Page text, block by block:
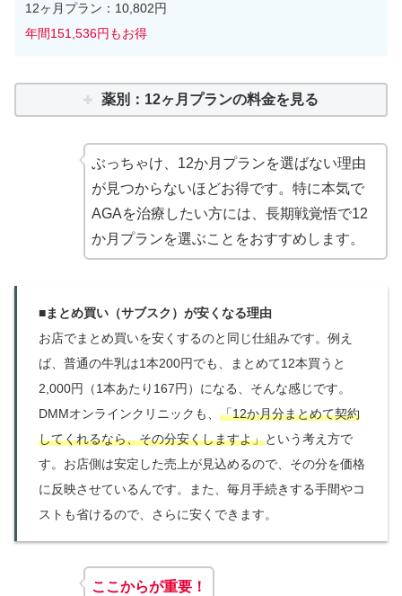
12ヶ月プラン：10,802円
年間151,536円もお得
薬別：12ヶ月プランの料金を見る
ぶっちゃけ、12か月プランを選ばない理由
が見つからないほどお得です。特に本気で
AGAを治療したい方には、長期戦覚悟で12
か月プランを選ぶことをおすすめします。
■まとめ買い（サブスク）が安くなる理由
お店でまとめ買いを安くするのと同じ仕組みです。例え
ば、普通の牛乳は1本200円でも、まとめて12本買うと
2,000円（1本あたり167円）になる、そんな感じです。
DMMオンラインクリニックも、 「12か月分まとめて契約
してくれるなら、その分安くしますよ」という考え方で
す。お店側は安定した売上が見込めるので、その分を価格
に反映させているんです。また、毎月手続きする手間やコ
ストも省けるので、さらに安くできます。
ここからが重要！